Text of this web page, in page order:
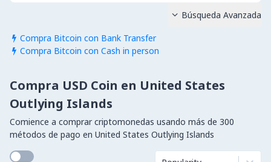
 Compra Bitcoin con Bank Transfer
 Compra Bitcoin con Cash in person
 Búsqueda Avanzada
Compra USD Coin en United States
Outlying Islands
Comience a comprar criptomonedas usando más de 300
métodos de pago en United States Outlying Islands